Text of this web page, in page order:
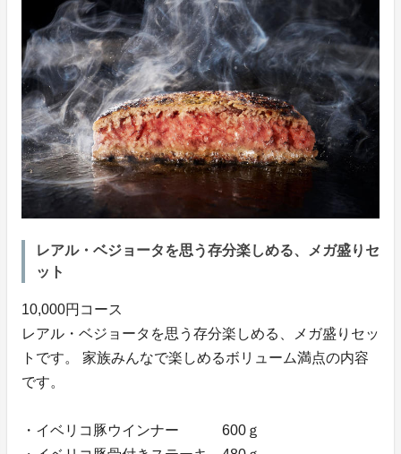
レアル・ベジョータを思う存分楽しめる、メガ盛りセ
ット
10,000円コース
レアル・ベジョータを思う存分楽しめる、メガ盛りセッ
トです。 家族みんなで楽しめるボリューム満点の内容
です。
・イベリコ豚ウインナー 600ｇ